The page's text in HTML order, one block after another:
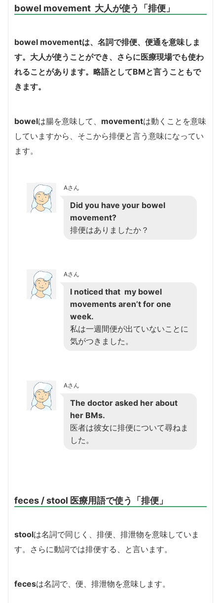
bowel movement 大人が使う「排便」
bowel movementは、名詞で排便、便通を意味しま
す。大人が使うことができ、さらに医療現場でも使わ
れることがあります。略語としてBMと言うこともで
きます。
bowelは腸を意味して、 movementは動くことを意味
していますから、そこから排便と言う意味になってい
ます。
Aさん
Did you have your bowel
movement?
排便はありましたか？
Aさん
I noticed that my bowel
movements aren’t for one
week.
私は一週間便が出ていないことに
気がつきました。
Aさん
The doctor asked her about
her BMs.
医者は彼女に排便について尋ねま
した。
feces / stool 医療用語で使う「排便」
stoolは名詞で同じく、排便、排泄物を意味していま
す。さらに動詞では排便する、と言います。
fecesは名詞で、便、排泄物を意味します。